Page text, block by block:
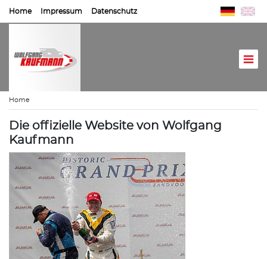
Home Impressum Datenschutz
Home
Die offizielle Website von Wolfgang
Kaufmann